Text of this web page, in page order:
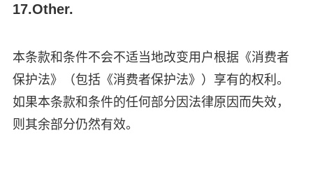
17.Other.
本条款和条件不会不适当地改变用户根据《消费者
保护法》（包括《消费者保护法》）享有的权利。
如果本条款和条件的任何部分因法律原因而失效，
则其余部分仍然有效。